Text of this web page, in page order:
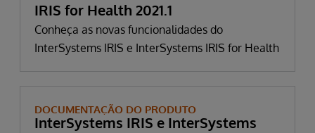
IRIS for Health 2021.1
Conheça as novas funcionalidades do
InterSystems IRIS e InterSystems IRIS for Health
DOCUMENTAÇÃO DO PRODUTO
InterSystems IRIS e InterSystems